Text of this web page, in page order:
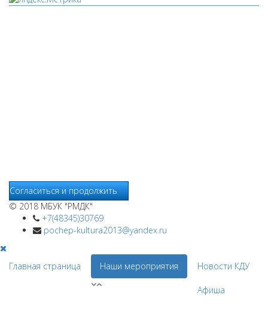
Согласиться и продолжить
© 2018 МБУК "РМДК"
+7(48345)30769
pochep-kultura2013@yandex.ru
Главная страница Наши мероприятия Новости КДУ
Афиша